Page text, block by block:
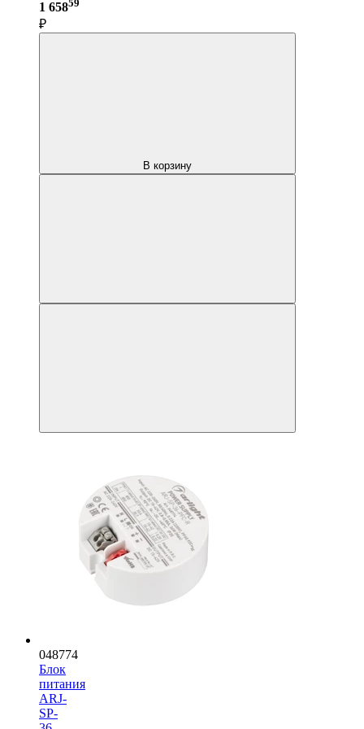
1 65859
₽
В корзину
048774
Блок
питания
ARJ-
SP-